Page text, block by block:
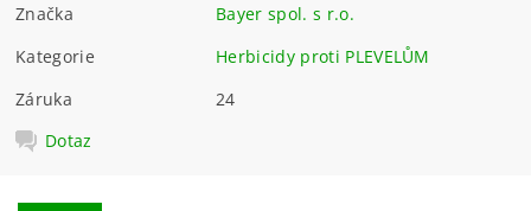
Značka
Bayer spol. s r.o.
Kategorie
Herbicidy proti PLEVELŮM
Záruka
24
Dotaz